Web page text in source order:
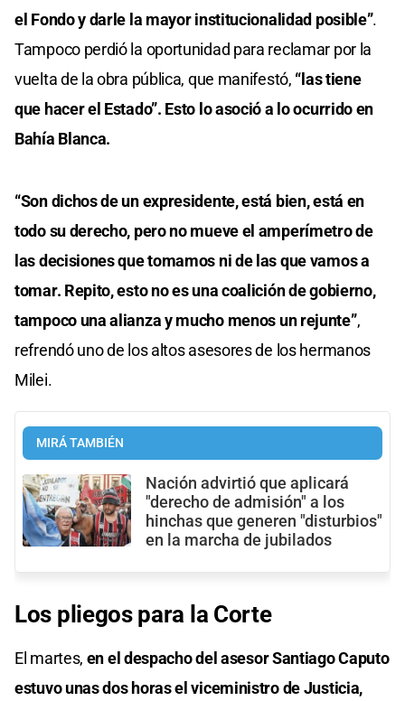
el Fondo y darle la mayor institucionalidad posible”.
Tampoco perdió la oportunidad para reclamar por la
vuelta de la obra pública, que manifestó, “las tiene
que hacer el Estado”. Esto lo asoció a lo ocurrido en
Bahía Blanca.
“Son dichos de un expresidente, está bien, está en
todo su derecho, pero no mueve el amperímetro de
las decisiones que tomamos ni de las que vamos a
tomar. Repito, esto no es una coalición de gobierno,
tampoco una alianza y mucho menos un rejunte”,
refrendó uno de los altos asesores de los hermanos
Milei.
MIRÁ TAMBIÉN
Nación advirtió que aplicará
"derecho de admisión" a los
hinchas que generen "disturbios"
en la marcha de jubilados
Los pliegos para la Corte
El martes, en el despacho del asesor Santiago Caputo
estuvo unas dos horas el viceministro de Justicia,